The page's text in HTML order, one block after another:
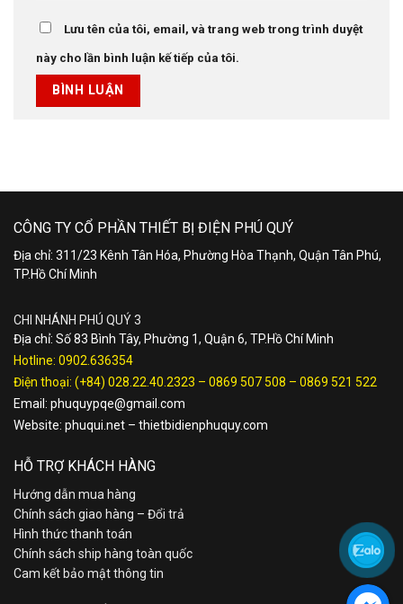
Lưu tên của tôi, email, và trang web trong trình duyệt
này cho lần bình luận kế tiếp của tôi.
CÔNG TY CỔ PHẦN THIẾT BỊ ĐIỆN PHÚ QUÝ
Địa chỉ: 311/23 Kênh Tân Hóa, Phường Hòa Thạnh, Quận Tân Phú,
TP.Hồ Chí Minh
CHI NHÁNH PHÚ QUÝ 3
Địa chỉ: Số 83 Bình Tây, Phường 1, Quận 6, TP.Hồ Chí Minh
Hotline: 0902.636354
Điện thoại: (+84) 028.22.40.2323 – 0869 507 508 – 0869 521 522
Email: phuquypqe@gmail.com
Website: phuqui.net – thietbidienphuquy.com
HỖ TRỢ KHÁCH HÀNG
Hướng dẫn mua hàng
Chính sách giao hàng – Đổi trả
Hình thức thanh toán
Chính sách ship hàng toàn quốc
Cam kết bảo mật thông tin